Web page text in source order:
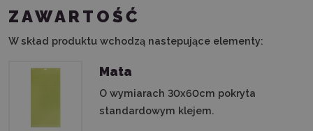
ZAWARTOŚĆ
W skład produktu wchodzą nastepujące elementy:
Mata
O wymiarach 30x60cm pokryta
standardowym klejem.